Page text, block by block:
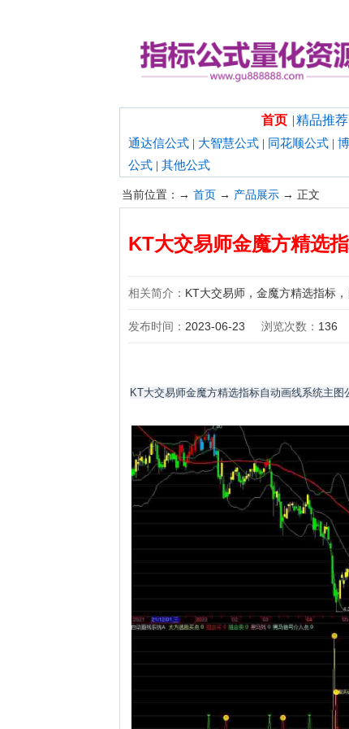
首页 |精品推荐
通达信公式 | 大智慧公式 | 同花顺公式 |
公式 | 其他公式
当前位置：→ 首页 → 产品展示 → 正文
KT大交易师金魔方精选
相关简介： KT大交易师，金魔方精选指标
发布时间： 2023-06-23 浏览次数： 136
KT大交易师金魔方精选指标自动画线系统主